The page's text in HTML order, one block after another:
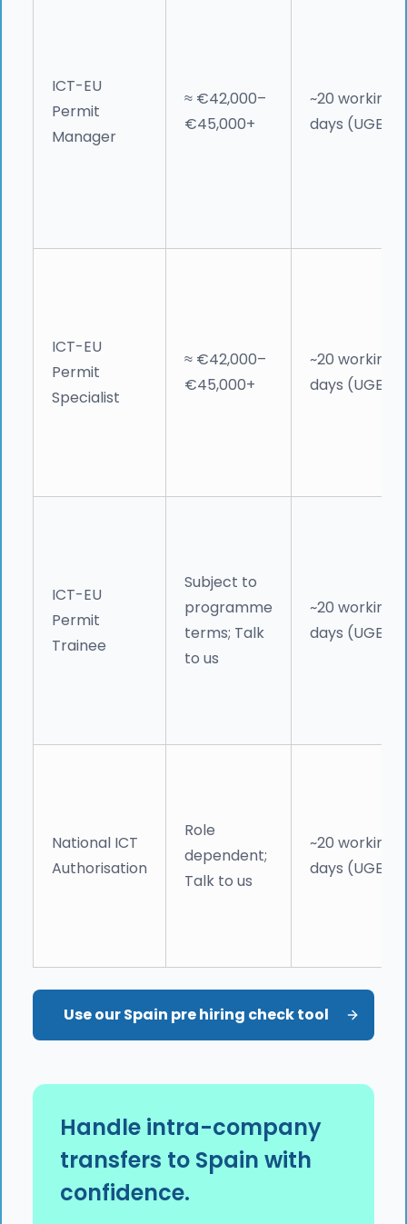
ICT-EU
Permit
Manager
≈ €42,000–
€45,000+
~20 working
days (UGE)
ICT-EU
Permit
Specialist
≈ €42,000–
€45,000+
~20 working
days (UGE)
ICT-EU
Permit
Trainee
Subject to
programme
terms; Talk
to us
~20 working
days (UGE)
National ICT
Authorisation
Role
dependent;
Talk to us
~20 working
days (UGE)
Use our Spain pre hiring check tool
Handle intra-company
transfers to Spain with
confidence.